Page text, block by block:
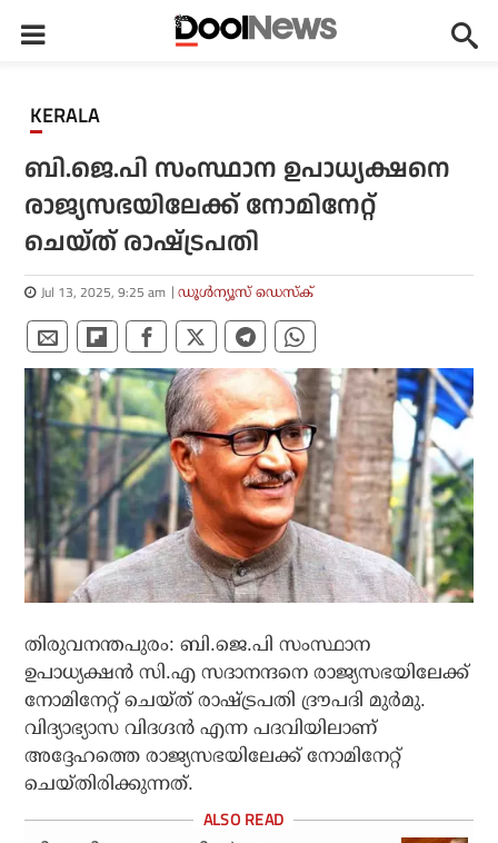
KERALA
ബി.ജെ.പി സംസ്ഥാന ഉപാധ്യക്ഷനെ
രാജ്യസഭയിലേക്ക് നോമിനേറ്റ്
ചെയ്ത് രാഷ്‌ട്രപതി
Jul 13, 2025, 9:25 am ഡൂള്‍ന്യൂസ് ഡെസ്‌ക്
തിരുവനന്തപുരം: ബി.ജെ.പി സംസ്ഥാന
ഉപാധ്യക്ഷൻ സി.എ സദാനന്ദനെ രാജ്യസഭയിലേക്ക്
നോമിനേറ്റ് ചെയ്ത് രാഷ്‌ട്രപതി ദ്രൗപദി മുര്‍മു.
വിദ്യാഭ്യാസ വിദഗ്ദൻ എന്ന പദവിയിലാണ്
അദ്ദേഹത്തെ രാജ്യസഭയിലേക്ക് നോമിനേറ്റ്
ചെയ്തിരിക്കുന്നത്.